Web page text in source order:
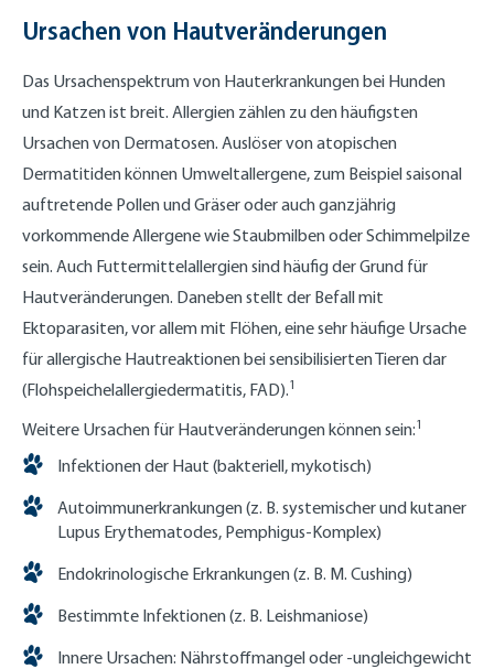
Ursachen von Hautveränderungen
Das Ursachenspektrum von Hauterkrankungen bei Hunden
und Katzen ist breit. Allergien zählen zu den häufigsten
Ursachen von Dermatosen. Auslöser von atopischen
Dermatitiden können Umweltallergene, zum Beispiel saisonal
auftretende Pollen und Gräser oder auch ganzjährig
vorkommende Allergene wie Staubmilben oder Schimmelpilze
sein. Auch Futtermittelallergien sind häufig der Grund für
Hautveränderungen. Daneben stellt der Befall mit
Ektoparasiten, vor allem mit Flöhen, eine sehr häufige Ursache
für allergische Hautreaktionen bei sensibilisierten Tieren dar
(Flohspeichelallergiedermatitis, FAD).1
Weitere Ursachen für Hautveränderungen können sein:1
Infektionen der Haut (bakteriell, mykotisch)
Autoimmunerkrankungen (z. B. systemischer und kutaner
Lupus Erythematodes, Pemphigus-Komplex)
Endokrinologische Erkrankungen (z. B. M. Cushing)
Bestimmte Infektionen (z. B. Leishmaniose)
Innere Ursachen: Nährstoffmangel oder -ungleichgewicht